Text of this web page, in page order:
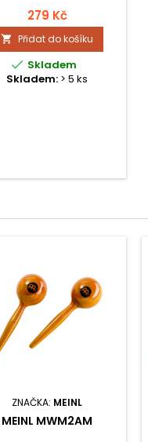
279 Kč
 Přidat do košíku
 Skladem
Skladem: > 5 ks
ZNAČKA: MEINL
MEINL MWM2AM